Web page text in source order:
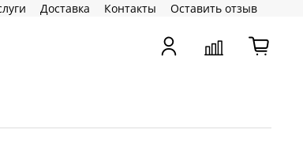
Доставка Контакты Оставить отзыв